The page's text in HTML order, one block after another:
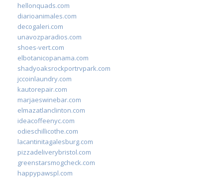
hellonquads.com
diarioanimales.com
decogaleri.com
unavozparadios.com
shoes-vert.com
elbotanicopanama.com
shadyoaksrockportrvpark.com
jccoinlaundry.com
kautorepair.com
marjaeswinebar.com
elmazatlanclinton.com
ideacoffeenyc.com
odieschillicothe.com
lacantinitagalesburg.com
pizzadeliverybristol.com
greenstarsmogcheck.com
happypawspl.com